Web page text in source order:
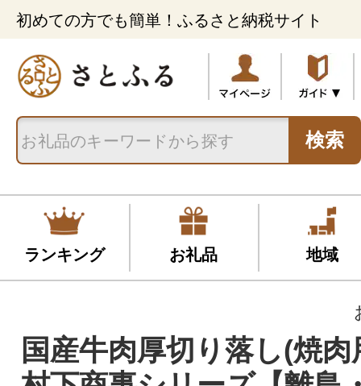
初めての方でも簡単！ふるさと納税サイト
検索
ランキング お礼品 地域
国産牛肉厚切り落し(焼